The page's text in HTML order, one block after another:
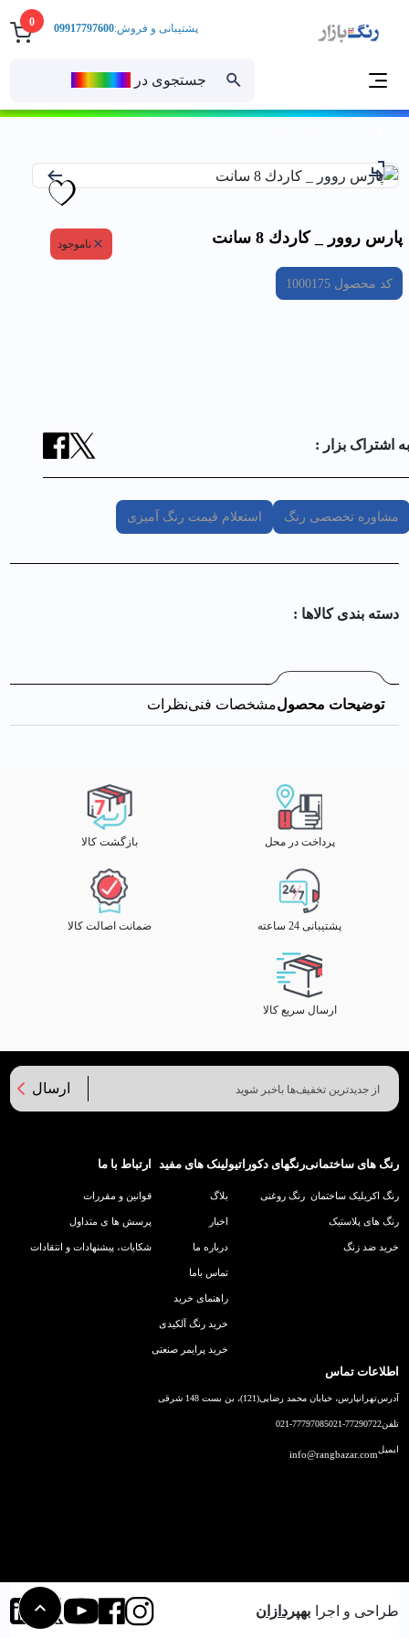
0
جستجوی در
پشتیبانی و فروش:09917797600
پارس روور _ كاردك 8 سانت ناموجود
کد محصول1000175
به اشتراک بزار :
مشاوره تخصصی رنگ استعلام قیمت رنگ آمیزی
دسته بندی کالا‌ها :
توضیحات محصولمشخصات فنینظرات
پرداخت در محل بازگشت کالا
پشتیبانی 24 ساعته ضمانت اصالت کالا
ارسال سریع کالا
ارسال
رنگ های ساختمانی
رنگ اکریلیک ساختمان
رنگ های پلاستیک
خرید ضد زنگ
رنگهای دکوراتیو
رنگ روغنی
لینک های مفید
بلاگ
اخبار
درباره ما
تماس باما
راهنمای خرید
خرید رنگ آلکیدی
خرید پرایمر صنعتی
ارتباط با ما
قوانین و مقررات
پرسش ها ی متداول
شکایات، پیشنهادات و انتقادات
اطلاعات تماس
آدرستهرانپارس، خیابان محمد رضایی(121)، بن بست 148 شرقی
تلفن021-77290722
021-77797085
ایمیلinfo@rangbazar.com
طراحی و اجرا بهپردازان